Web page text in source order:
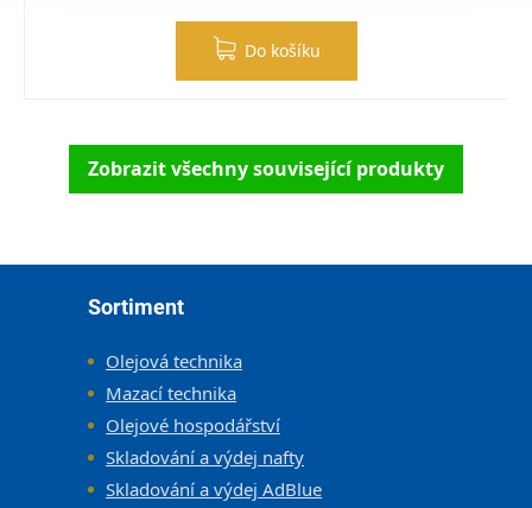
Do košíku
Zobrazit všechny související produkty
Sortiment
Olejová technika
Mazací technika
Olejové hospodářství
Skladování a výdej nafty
Skladování a výdej AdBlue